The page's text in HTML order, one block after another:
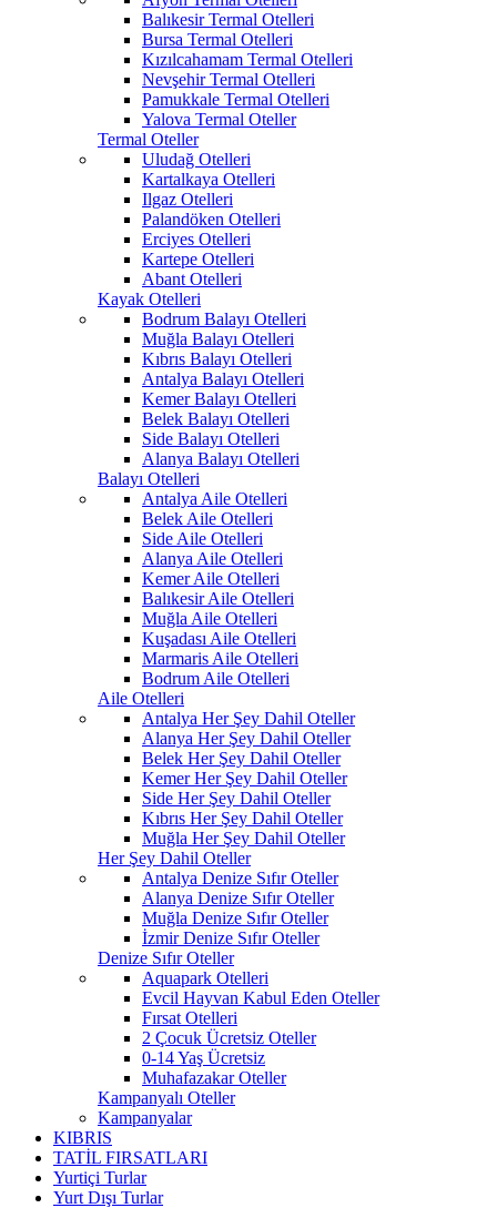
Balıkesir Termal Otelleri
Bursa Termal Otelleri
Kızılcahamam Termal Otelleri
Nevşehir Termal Otelleri
Pamukkale Termal Otelleri
Yalova Termal Oteller
Termal Oteller
Uludağ Otelleri
Kartalkaya Otelleri
Ilgaz Otelleri
Palandöken Otelleri
Erciyes Otelleri
Kartepe Otelleri
Abant Otelleri
Kayak Otelleri
Bodrum Balayı Otelleri
Muğla Balayı Otelleri
Kıbrıs Balayı Otelleri
Antalya Balayı Otelleri
Kemer Balayı Otelleri
Belek Balayı Otelleri
Side Balayı Otelleri
Alanya Balayı Otelleri
Balayı Otelleri
Antalya Aile Otelleri
Belek Aile Otelleri
Side Aile Otelleri
Alanya Aile Otelleri
Kemer Aile Otelleri
Balıkesir Aile Otelleri
Muğla Aile Otelleri
Kuşadası Aile Otelleri
Marmaris Aile Otelleri
Bodrum Aile Otelleri
Aile Otelleri
Antalya Her Şey Dahil Oteller
Alanya Her Şey Dahil Oteller
Belek Her Şey Dahil Oteller
Kemer Her Şey Dahil Oteller
Side Her Şey Dahil Oteller
Kıbrıs Her Şey Dahil Oteller
Muğla Her Şey Dahil Oteller
Her Şey Dahil Oteller
Antalya Denize Sıfır Oteller
Alanya Denize Sıfır Oteller
Muğla Denize Sıfır Oteller
İzmir Denize Sıfır Oteller
Denize Sıfır Oteller
Aquapark Otelleri
Evcil Hayvan Kabul Eden Oteller
Fırsat Otelleri
2 Çocuk Ücretsiz Oteller
0-14 Yaş Ücretsiz
Muhafazakar Oteller
Kampanyalı Oteller
Kampanyalar
KIBRIS
TATİL FIRSATLARI
Yurtiçi Turlar
Yurt Dışı Turlar